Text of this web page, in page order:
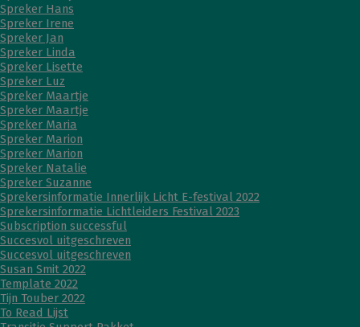
Spreker Hans
Spreker Irene
Spreker Jan
Spreker Linda
Spreker Lisette
Spreker Luz
Spreker Maartje
Spreker Maartje
Spreker Maria
Spreker Marion
Spreker Marion
Spreker Natalie
Spreker Suzanne
Sprekersinformatie Innerlijk Licht E-festival 2022
Sprekersinformatie Lichtleiders Festival 2023
Subscription successful
Succesvol uitgeschreven
Succesvol uitgeschreven
Susan Smit 2022
Template 2022
Tijn Touber 2022
To Read Lijst